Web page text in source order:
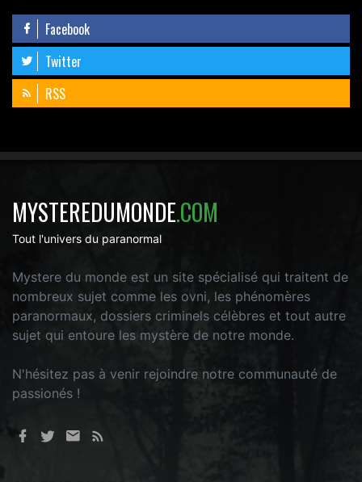
Facebook
Twitter
RSS
MYSTEREDUMONDE.COM
Tout l'univers du paranormal
Mystere du monde est un site spécialisé qui traitent de
nombreux sujet comme les ovni, les phénomères
paranormaux, dossiers criminels célèbres et tout autre
sujet qui entoure les mystère de notre monde.
N'hésitez pas à venir rejoindre notre communauté de
passionés !